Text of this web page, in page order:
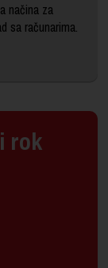
načina za
sa računarima.
rok